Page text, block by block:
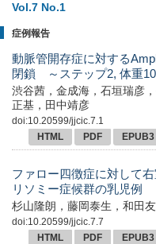
Vol.7 No.1
症例報告
動脈管開存症に対する
閉鎖 ～ステップ2, 体重
渋谷茜，金成海，石垣瑞彦
正基，田中靖彦
doi:10.20599/jjcic.7.1
HTML
PDF EPUB3
ファロー四徴症に対して
リソミー症候群の乳児例
杉山隆朗，藤岡泰生，和田
doi:10.20599/jjcic.7.7
HTML
PDF EPUB3